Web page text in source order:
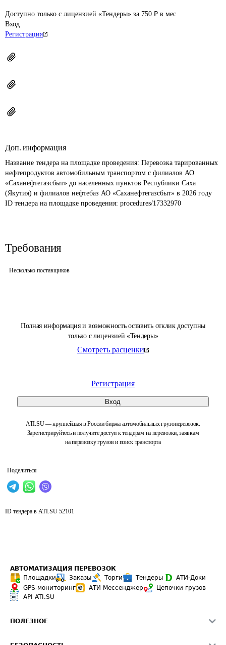
Полная информация и возможность оставить отклик доступны
только с лицензией «Тендеры»
Смотреть расценки
Регистрация
Вход
ATI.SU — крупнейшая в России биржа автомобильных грузоперевозок.
Зарегистрируйтесь и получите доступ к тендерам на перевозки, заявкам
на перевозку грузов и поиск транспорта
Поделиться
Доступно только с лицензией «Тендеры» за 750 ₽ в мес
Вход
Регистрация
Доп. информация
Название тендера на площадке проведения: Перевозка тарированных
нефтепродуктов автомобильным транспортом с филиалов АО
«Саханефтегазсбыт» до населенных пунктов Республики Саха
(Якутия) и филиалов нефтебаз АО «Саханефтегазсбыт» в 2026 году
ID тендера на площадке проведения: procedures/17332970
Требования
Несколько поставщиков
ID тендера в ATI.SU 52101
АВТОМАТИЗАЦИЯ ПЕРЕВОЗОК
Площадки
Заказы Торги Тендеры
АТИ-Доки
GPS-мониторинг
АТИ Мессенджер
Цепочки грузов
API ATI.SU
ПОЛЕЗНОЕ